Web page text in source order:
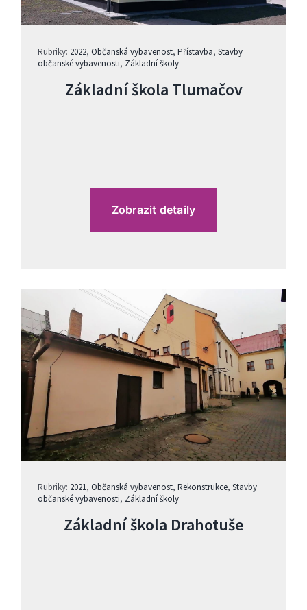
Rubriky: 2022, Občanská vybavenost, Přístavba, Stavby
občanské vybavenosti, Základní školy
Základní škola Tlumačov
Zobrazit detaily
Rubriky: 2021, Občanská vybavenost, Rekonstrukce, Stavby
občanské vybavenosti, Základní školy
Základní škola Drahotuše